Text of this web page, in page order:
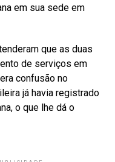
em sua sede em
que as duas
de serviços em
confusão no
já havia registrado
o que lhe dá o